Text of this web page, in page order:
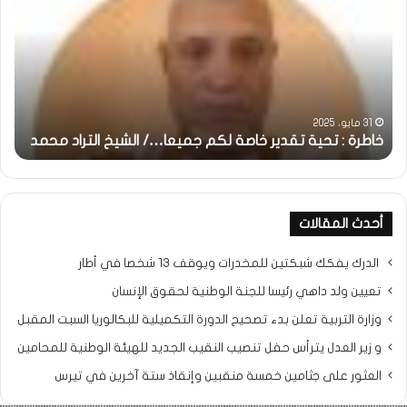
جميعا…/
التراد
محمد
31 مايو، 2025
خاطرة : تحية تقدير خاصة لكم جميعا…/ الشيخ التراد محمد
أحدث المقالات
الدرك يفكك شبكتين للمخدرات ويوقف 13 شخصا في أطار
تعيين ولد داهي رئيسا للجنة الوطنية لحقوق الإنسان
وزارة التربية تعلن بدء تصحيح الدورة التكميلية للبكالوريا السبت المقبل
و زير العدل يترأس حفل تنصيب النقيب الجديد للهيئة الوطنية للمحامين
العثور على جثامين خمسة منقبين وإنقاذ ستة آخرين في تيرس